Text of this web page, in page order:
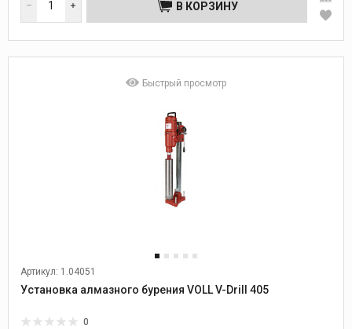
В КОРЗИНУ
Быстрый просмотр
Артикул: 1.04051
Установка алмазного бурения VOLL V-Drill 405
0